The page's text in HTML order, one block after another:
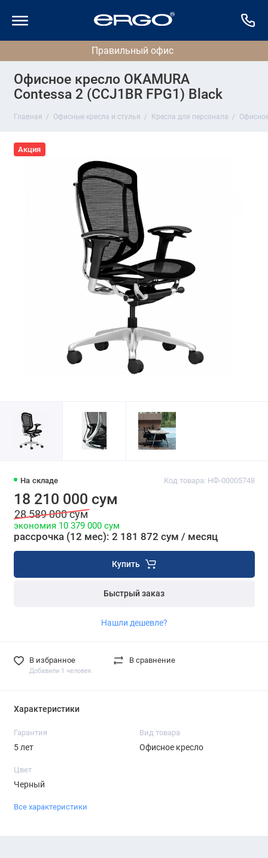
Офисное кресло OKAMURA
Contessa 2 (CCJ1BR FPG1) Black
Главная Офисные кресла и стулья Кресла для персонала
Акция
На складе Код товара: НФ-00005748
18 210 000 сум
28 589 000 сум
экономия 10 379 000 сум
рассрочка (12 мес): 2 181 872 сум / месяц
Купить
Быстрый заказ
Нашли дешевле?
В избранное
Добавили 1 человек
В сравнение
Характеристики
Гарантия
5 лет
Вид товара
Офисное кресло
Цвет
Черный
Все характеристики